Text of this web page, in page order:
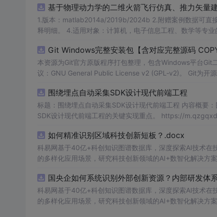
基于物理动力学的二维火箭飞行仿真、推力矢
1.版本：matlab2014a/2019b/2024b 2.附赠案例数据可直接运行。 3.代码特点：参数化编程、参数可方便更改、代码编程思路清晰、注
释明细。 4.适用对象：计算机，电子信息工程、数学
Git Windows完整安装包【含对应完整源码
本资源为Git官方原版程序打包整理，包含Windows平台Git二
议：GNU General Public License v2 (GPL‑v2)。 Git为开
用于版本控制。 使用场景：本地Git环境部署。
围绕埋点自动采集SDK设计现代前端工程
标题：围绕埋点自动采集SDK设计现代前端工程 内容概要
SDK设计现代前端工程的关键实现重点。 https://m.qzgqxd.com/news/zuqiu/11900.html https://m.uniintell.com/index https://m.uniin
如何精准识别区域科技创新短板？.docx
科易网基于40亿+科创知识图谱数据库，深度探索AI技术
的多样化应用场景，研究科技创新领域的AI+数智化解决方
国央企如何系统识别外部创新资源？内部研发
科易网基于40亿+科创知识图谱数据库，深度探索AI技术
的多样化应用场景，研究科技创新领域的AI+数智化解决方